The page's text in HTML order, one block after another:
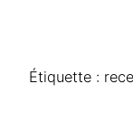
Étiquette :